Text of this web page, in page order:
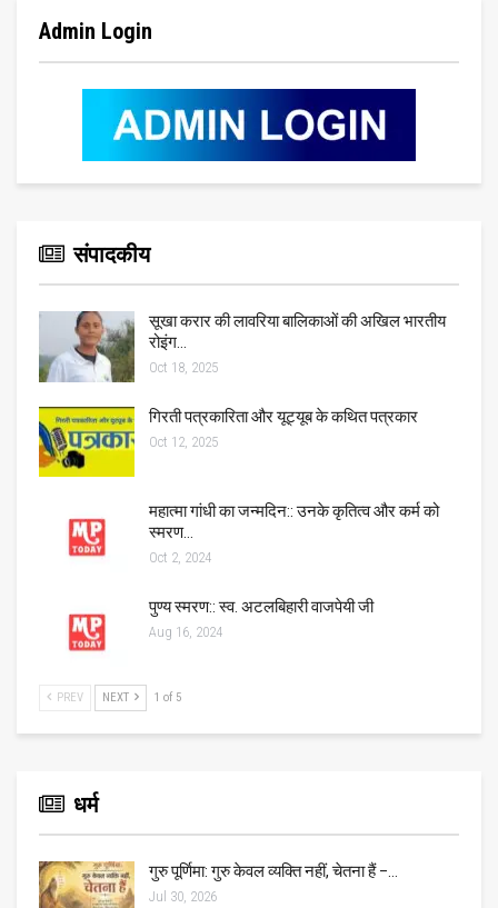
Admin Login
संपादकीय
सूखा करार की लावरिया बालिकाओं की अखिल भारतीय
रोइंग…
Oct 18, 2025
गिरती पत्रकारिता और यूट्यूब के कथित पत्रकार
Oct 12, 2025
महात्मा गांधी का जन्मदिन:: उनके कृतित्व और कर्म को
स्मरण…
Oct 2, 2024
पुण्य स्मरण:: स्व. अटलबिहारी वाजपेयी जी
Aug 16, 2024
PREV NEXT 1 of 5
धर्म
गुरु पूर्णिमा: गुरु केवल व्यक्ति नहीं, चेतना हैं –…
Jul 30, 2026